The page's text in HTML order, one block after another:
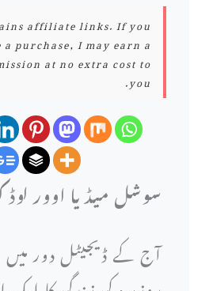
affiliate links. If you
purchase, I may earn a
at no extra cost to
you.
سوشل میڈیا اوور لوڈ
آج کے ڈیجیٹل دور